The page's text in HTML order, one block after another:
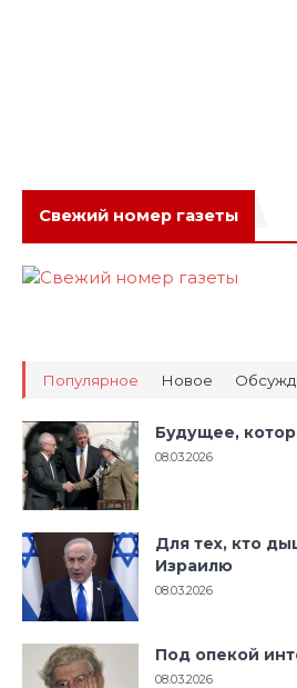
Свежий номер газеты
Популярное Новое
Будущее,
08.03.2026
Для тех, кто
Израилю
08.03.2026
Под опекой
08.03.2026